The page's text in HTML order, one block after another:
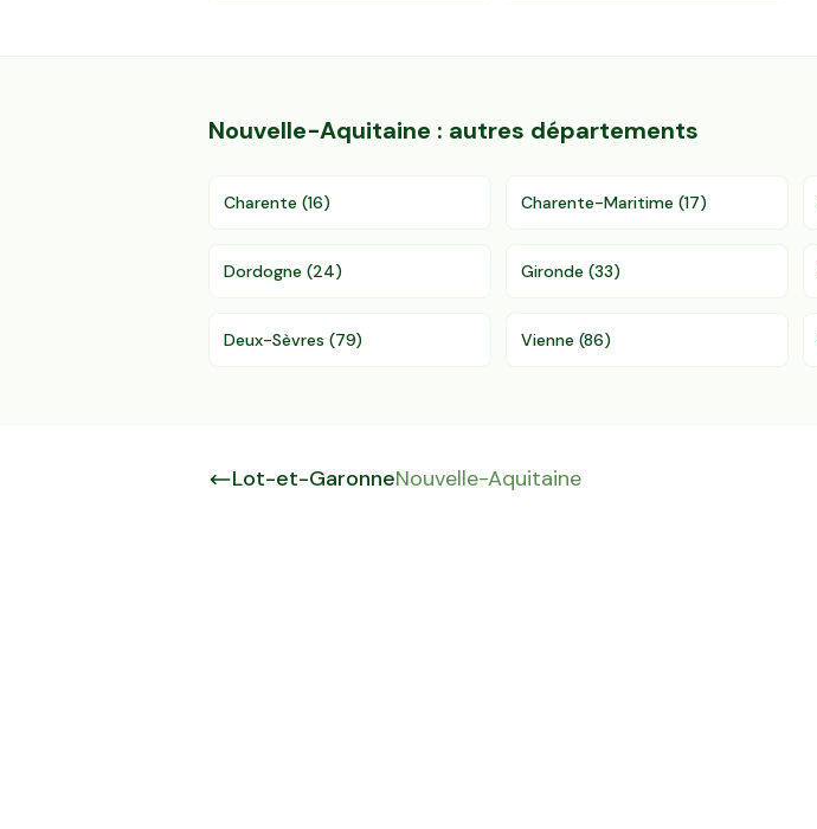
Nouvelle-Aquitaine : autres départements
Charente (16) Charente-Maritime (17)
Dordogne (24) Gironde (33)
Deux-Sèvres (79) Vienne (86)
Lot-et-GaronneNouvelle-Aquitaine